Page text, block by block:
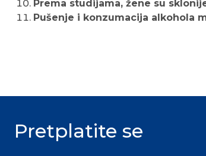
Prema studijama, žene su
Pušenje i konzumacija alkohola
Pretplatite se